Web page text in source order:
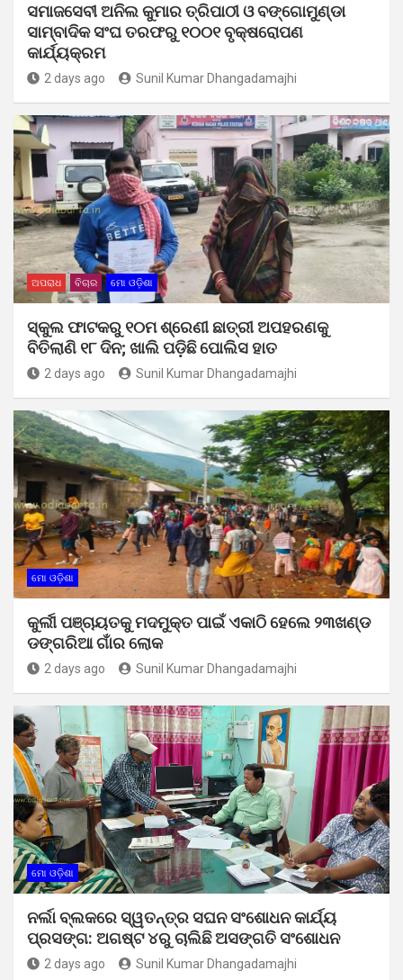
ସମାଜସେବୀ ଅନିଲ କୁମାର ତ୍ରିପାଠୀ ଓ ବଙ୍ଗୋମୁଣ୍ଡା
ସାମ୍ବାଦିକ ସଂଘ ତରଫରୁ ୧୦୦୧ ବୃକ୍ଷରୋପଣ
କାର୍ଯ୍ୟକ୍ରମ
2 days ago Sunil Kumar Dhangadamajhi
ଅପରାଧ ବିଚାର ମୋ ଓଡ଼ିଶା
ସ୍କୁଲ ଫାଟକରୁ ୧୦ମ ଶ୍ରେଣୀ ଛାତ୍ରୀ ଅପହରଣକୁ
ବିତିଲାଣି ୧୮ ଦିନ; ଖାଲି ପଡ଼ିଛି ପୋଲିସ ହାତ
2 days ago Sunil Kumar Dhangadamajhi
ମୋ ଓଡ଼ିଶା
କୁର୍ଲୀ ପଞ୍ଚାୟତକୁ ମଦମୁକ୍ତ ପାଇଁ ଏକାଠି ହେଲେ ୨୩ଖଣ୍ଡ
ଡଙ୍ଗରିଆ ଗାଁର ଲୋକ
2 days ago Sunil Kumar Dhangadamajhi
ମୋ ଓଡ଼ିଶା
ନର୍ଲା ବ୍ଲକରେ ସ୍ୱତନ୍ତ୍ର ସଘନ ସଂଶୋଧନ କାର୍ଯ୍ୟ
ପ୍ରସଙ୍ଗ: ଅଗଷ୍ଟ ୪ରୁ ଚାଲିଛି ଅସଙ୍ଗତି ସଂଶୋଧନ
2 days ago Sunil Kumar Dhangadamajhi